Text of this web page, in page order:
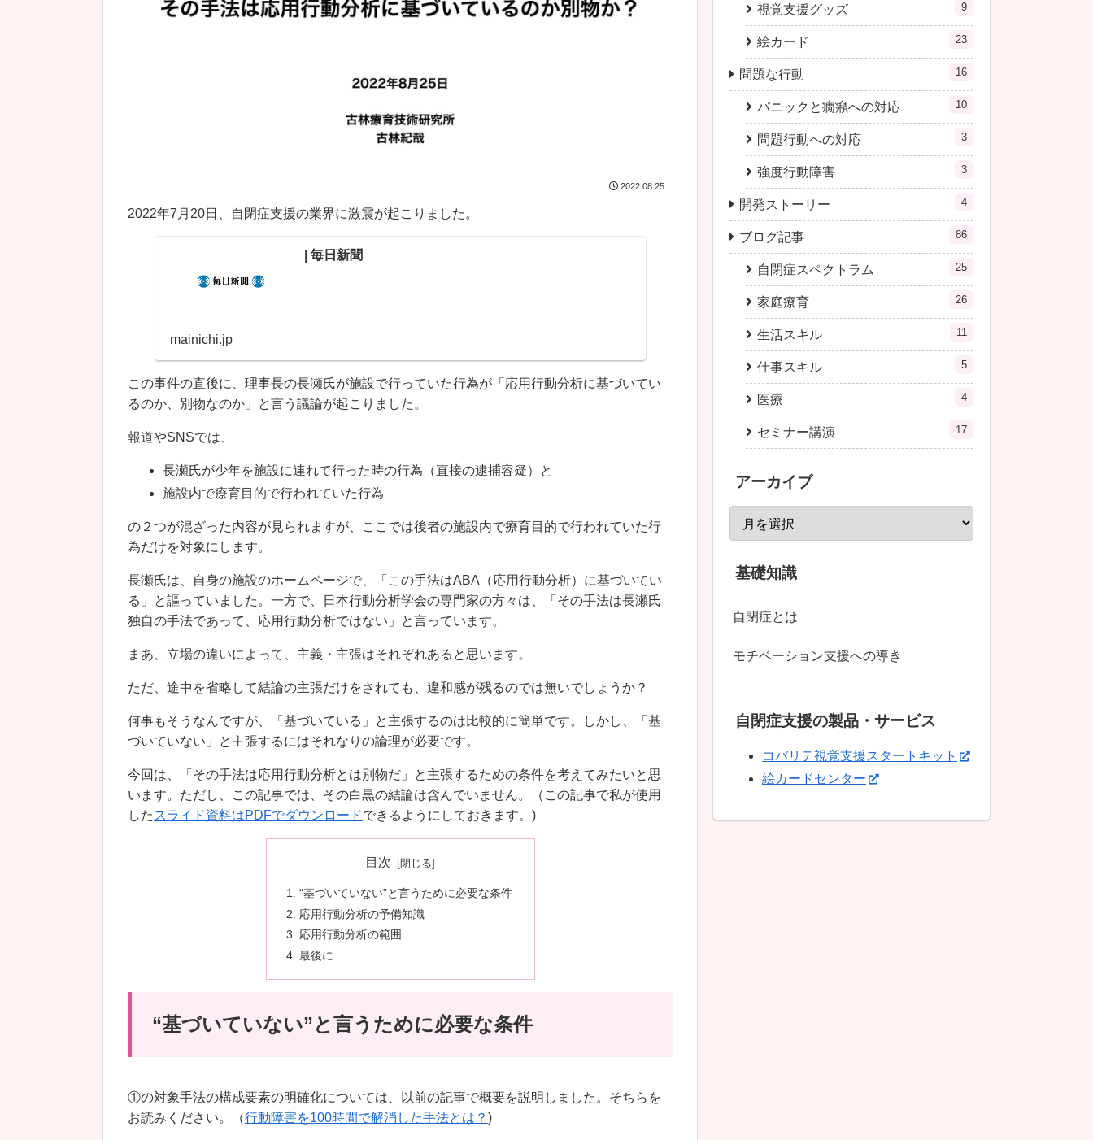
2022.08.25
2022年7月20日、自閉症支援の業界に激震が起こりました。
| 毎日新聞
mainichi.jp
この事件の直後に、理事長の長瀬氏が施設で行っていた行為が「応用行動分析に基づいてい
るのか、別物なのか」と言う議論が起こりました。
報道やSNSでは、
長瀬氏が少年を施設に連れて行った時の行為（直接の逮捕容疑）と
施設内で療育目的で行われていた行為
の２つが混ざった内容が見られますが、ここでは後者の施設内で療育目的で行われていた行
為だけを対象にします。
長瀬氏は、自身の施設のホームページで、「この手法はABA（応用行動分析）に基づいてい
る」と謳っていました。一方で、日本行動分析学会の専門家の方々は、「その手法は長瀬氏
独自の手法であって、応用行動分析ではない」と言っています。
まあ、立場の違いによって、主義・主張はそれぞれあると思います。
ただ、途中を省略して結論の主張だけをされても、違和感が残るのでは無いでしょうか？
何事もそうなんですが、「基づいている」と主張するのは比較的に簡単です。しかし、「基
づいていない」と主張するにはそれなりの論理が必要です。
今回は、「その手法は応用行動分析とは別物だ」と主張するための条件を考えてみたいと思
います。ただし、この記事では、その白黒の結論は含んでいません。（この記事で私が使用
した スライド資料はPDFでダウンロードできるようにしておきます。)
目次
“基づいていない”と言うために必要な条件
応用行動分析の予備知識
応用行動分析の範囲
最後に
“基づいていない”と言うために必要な条件
①の対象手法の構成要素の明確化については、以前の記事で概要を説明しました。そちらを
お読みください。（行動障害を100時間で解消した手法とは？ )
視覚支援グッズ 9
絵カード 23
問題な行動 16
パニックと癇癪への対応 10
問題行動への対応 3
強度行動障害 3
開発ストーリー 4
ブログ記事 86
自閉症スペクトラム 25
家庭療育 26
生活スキル 11
仕事スキル 5
医療 4
セミナー講演 17
アーカイブ
基礎知識
自閉症とは
モチベーション支援への導き
自閉症支援の製品・サービス
コバリテ視覚支援スタートキット
絵カードセンター